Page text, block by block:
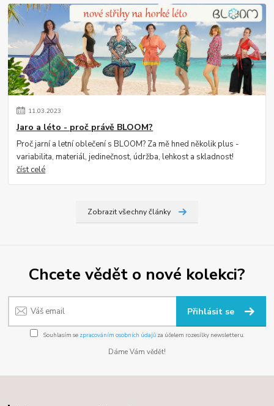
11.03.2023
Jaro a léto - proč právě BLOOM?
Proč jarní a letní oblečení s BLOOM? Za mě hned několik plus -
variabilita, materiál, jedinečnost, údržba, lehkost a skladnost!
číst celé
Zobrazit všechny články
Chcete vědět o nové kolekci?
Přihlásit se
Souhlasím se zpracováním osobních údajůza účelem rozesílky newsletteru.
Dáme Vám vědět!